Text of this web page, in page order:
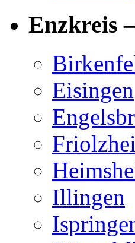
Enzkreis
Eisingen
Illingen